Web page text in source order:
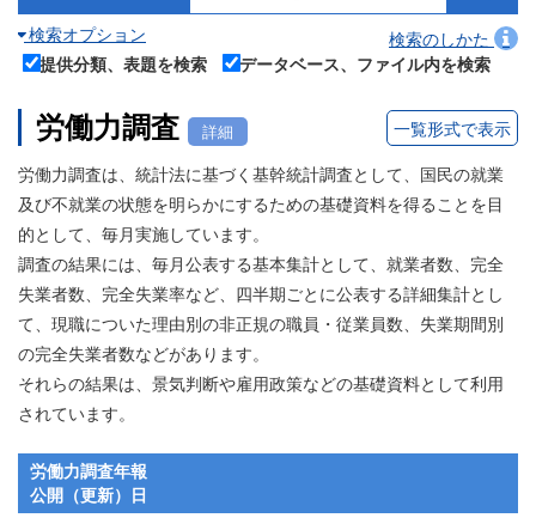
検索オプション
検索のしかた
提供分類、表題を検索
データベース、ファイル内を検索
労働力調査 詳細 一覧形式で表示
労働力調査は、統計法に基づく基幹統計調査として、国民の就業
及び不就業の状態を明らかにするための基礎資料を得ることを目
的として、毎月実施しています。
調査の結果には、毎月公表する基本集計として、就業者数、完全
失業者数、完全失業率など、四半期ごとに公表する詳細集計とし
て、現職についた理由別の非正規の職員・従業員数、失業期間別
の完全失業者数などがあります。
それらの結果は、景気判断や雇用政策などの基礎資料として利用
されています。
労働力調査年報
公開（更新）日